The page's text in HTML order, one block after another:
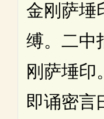
金刚萨埵
缚。二中
刚萨埵印
即诵密言